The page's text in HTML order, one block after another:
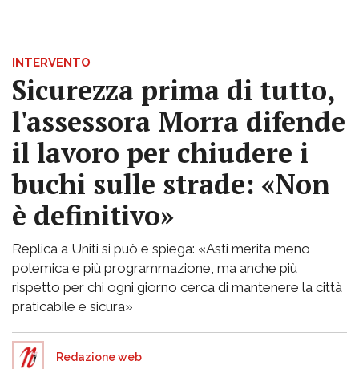
INTERVENTO
Sicurezza prima di tutto,
l'assessora Morra difende
il lavoro per chiudere i
buchi sulle strade: «Non
è definitivo»
Replica a Uniti si può e spiega: «Asti merita meno
polemica e più programmazione, ma anche più
rispetto per chi ogni giorno cerca di mantenere la città
praticabile e sicura»
Redazione web